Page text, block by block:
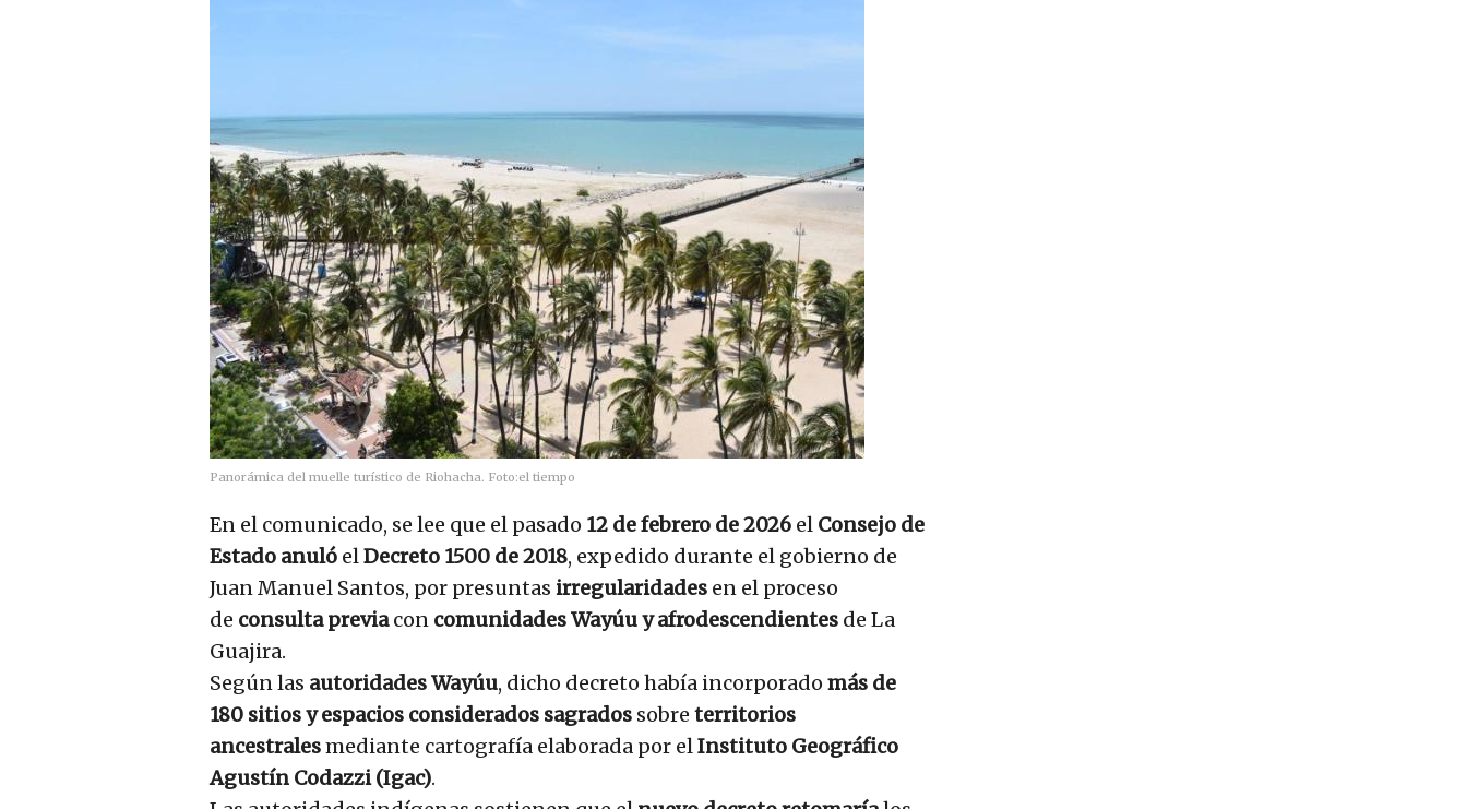
Panorámica del muelle turístico de Riohacha. Foto:el tiempo
En el comunicado, se lee que el pasado 12 de febrero de 2026 el Consejo de
Estado anuló elDecreto 1500 de 2018, expedido durante el gobierno de
Juan Manuel Santos, por presuntas irregularidades en el proceso
de consulta previacon comunidades Wayúu y afrodescendientes de La
Guajira.
Según las autoridades Wayúu, dicho decreto había incorporado más de
180 sitios y espacios considerados sagrados sobre territorios
ancestralesmediante cartografía elaborada por elInstituto Geográfico
Agustín Codazzi (Igac).